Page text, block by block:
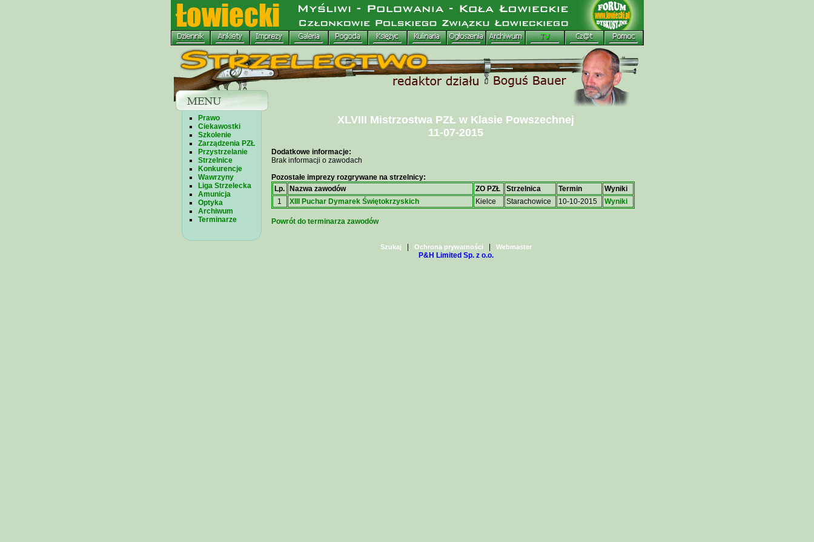
Prawo
Ciekawostki
Szkolenie
Zarządzenia PZŁ
Przystrzelanie
Strzelnice
Konkurencje
Wawrzyny
Liga Strzelecka
Amunicja
Optyka
Archiwum
Terminarze
XLVIII Mistrzostwa PZŁ w Klasie Powszechnej
11-07-2015
Dodatkowe informacje:
Brak informacji o zawodach
Pozostałe imprezy rozgrywane na strzelnicy:
Lp.
Nazwa zawodów ZO PZŁ Strzelnica Termin
Wyniki
1
XIII Puchar Dymarek Świętokrzyskich Kielce Starachowice 10-10-2015 Wyniki
Powrót do terminarza zawodów
Szukaj Ochrona prywatności Webmaster
P&H Limited Sp. z o.o.